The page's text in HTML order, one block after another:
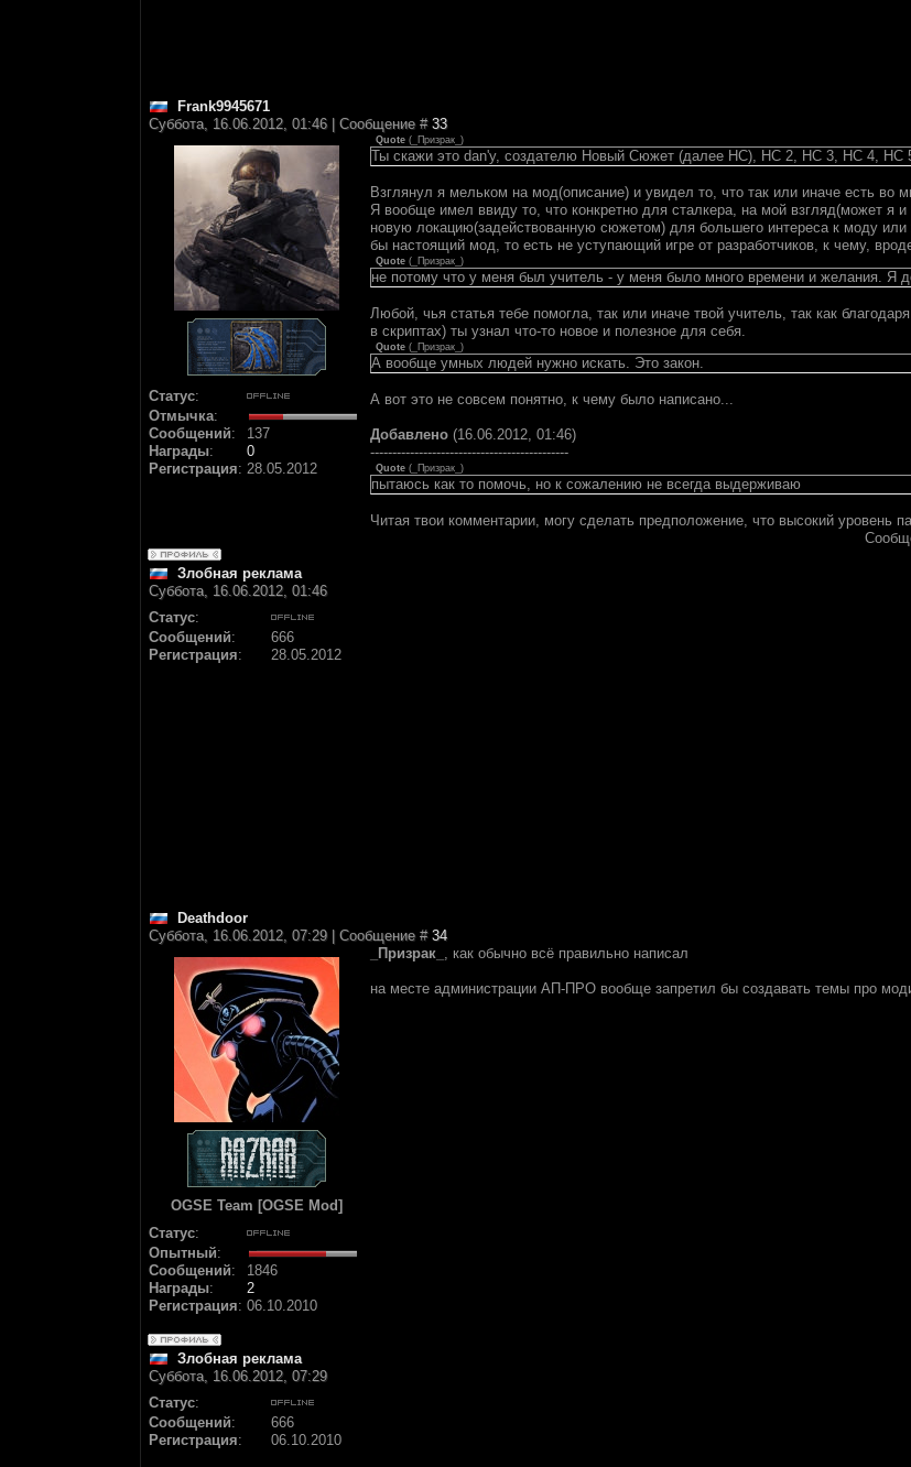
Frank9945671
Суббота, 16.06.2012, 01:46 | Сообщение # 33
Статус:
Отмычка:
Сообщений:
137
Награды:
0
Регистрация: 28.05.2012
Quote ( _Призрак_ )
Ты скажи это dan'у, создателю Новый Сюжет (далее НС), НС 2, НС 3, НС 4,
Взглянул я мельком на мод(описание) и увидел то, что так или иначе есть
Я вообще имел ввиду то, что конкретно для сталкера, на мой взгляд(может я
новую локацию(задействованную сюжетом) для большего интереса к моду
бы настоящий мод, то есть не уступающий игре от разработчиков, к чему,
Quote ( _Призрак_ )
не потому что у меня был учитель - у меня было много времени и желания. Я
Любой, чья статья тебе помогла, так или иначе твой учитель, так как
в скриптах) ты узнал что-то новое и полезное для себя.
Quote ( _Призрак_ )
А вообще умных людей нужно искать. Это закон.
А вот это не совсем понятно, к чему было написано...
Добавлено (16.06.2012, 01:46)
---------------------------------------------
Quote ( _Призрак_ )
пытаюсь как то помочь, но к сожалению не всегда выдерживаю
Читая твои комментарии, могу сделать предположение, что высокий уровень
Злобная реклама
Суббота, 16.06.2012, 01:46
Статус:
Сообщений:
666
Регистрация: 28.05.2012
Deathdoor
Суббота, 16.06.2012, 07:29 | Сообщение # 34
OGSE Team [OGSE Mod]
Статус:
Опытный:
Сообщений:
1846
Награды:
2
Регистрация: 06.10.2010
_Призрак_ , как обычно всё правильно написал
на месте администрации АП-ПРО вообще запретил бы создавать темы про
Злобная реклама
Суббота, 16.06.2012, 07:29
Статус:
Сообщений:
666
Регистрация: 06.10.2010